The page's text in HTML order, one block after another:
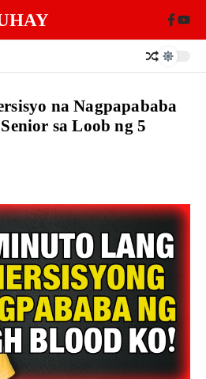
na Nagpapababa
sa Loob ng 5